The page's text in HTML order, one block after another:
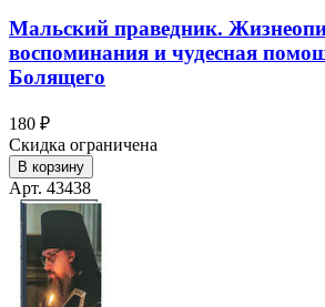
Мальский праведник.
воспоминания и чудесная
Болящего
180 ₽
Скидка ограничена
В корзину
Арт. 43438